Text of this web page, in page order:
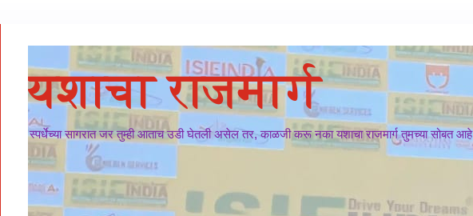
यशाचा राजमार्ग
स्पर्धेच्या सागरात जर तुम्ही आताच उडी घेतली असेल तर, काळजी करू नका यशाचा राजमार्ग तुमच्या सोबत आहे